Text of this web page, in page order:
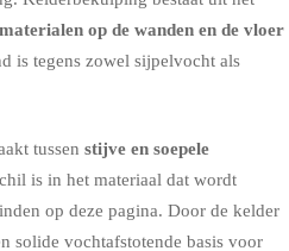
op de wanden en de vloer
is tegens zowel sijpelvocht als
tussen stijve en soepele
is in het materiaal dat wordt
op deze pagina. Door de kelder
solide vochtafstotende basis voor